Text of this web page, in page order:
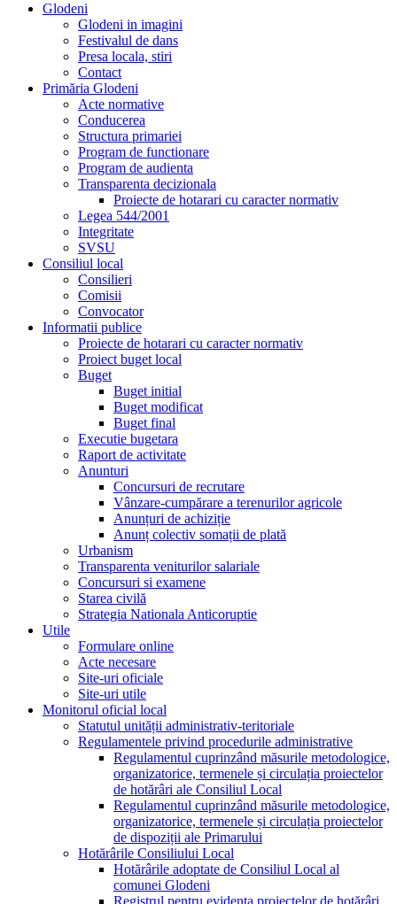
Glodeni
Glodeni in imagini
Festivalul de dans
Presa locala, stiri
Contact
Primăria Glodeni
Acte normative
Conducerea
Structura primariei
Program de functionare
Program de audienta
Transparenta decizionala
Proiecte de hotarari cu caracter normativ
Legea 544/2001
Integritate
SVSU
Consiliul local
Consilieri
Comisii
Convocator
Informatii publice
Proiecte de hotarari cu caracter normativ
Proiect buget local
Buget
Buget initial
Buget modificat
Buget final
Executie bugetara
Raport de activitate
Anunturi
Concursuri de recrutare
Vânzare-cumpărare a terenurilor agricole
Anunțuri de achiziție
Anunț colectiv somații de plată
Urbanism
Transparenta veniturilor salariale
Concursuri si examene
Starea civilă
Strategia Nationala Anticoruptie
Utile
Formulare online
Acte necesare
Site-uri oficiale
Site-uri utile
Monitorul oficial local
Statutul unității administrativ-teritoriale
Regulamentele privind procedurile administrative
Regulamentul cuprinzând măsurile metodologice,
organizatorice, termenele și circulația proiectelor
de hotărâri ale Consiliul Local
Regulamentul cuprinzând măsurile metodologice,
organizatorice, termenele și circulația proiectelor
de dispoziții ale Primarului
Hotărârile Consiliului Local
Hotărârile adoptate de Consiliul Local al
comunei Glodeni